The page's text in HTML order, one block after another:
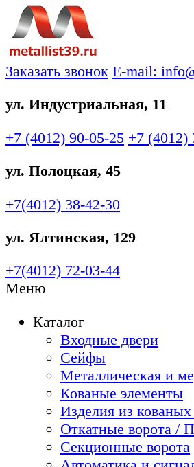
Заказать звонок E-mail:
ул. Индустриальная, 11
+7 (4012) 90-05-25 +7 (4012)
ул. Полоцкая, 45
+7(4012) 38-42-30
ул. Ялтинская, 129
+7(4012) 72-03-44
Меню
Каталог
Входные двери
Сейфы
Металлическая и
Кованые элементы
Изделия из
Откатные ворота /
Секционные ворота